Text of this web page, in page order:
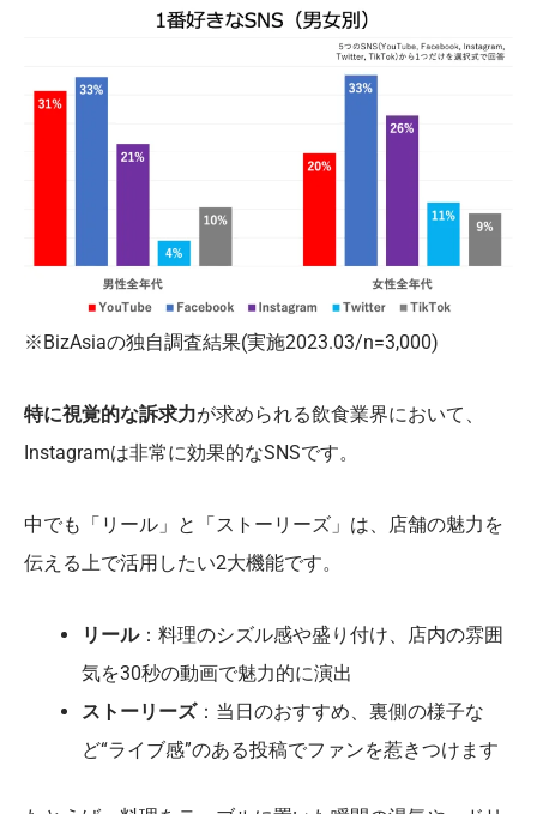
※BizAsiaの独自調査結果(実施2023.03/n=3,000)
特に視覚的な訴求力が求められる飲食業界において、
Instagramは非常に効果的なSNSです。
中でも「リール」と「ストーリーズ」は、店舗の魅力を
伝える上で活用したい2大機能です。
リール：料理のシズル感や盛り付け、店内の雰囲
気を30秒の動画で魅力的に演出
ストーリーズ：当日のおすすめ、裏側の様子な
ど“ライブ感”のある投稿でファンを惹きつけます